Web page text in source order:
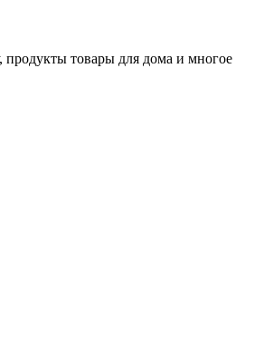
продукты товары для дома и многое